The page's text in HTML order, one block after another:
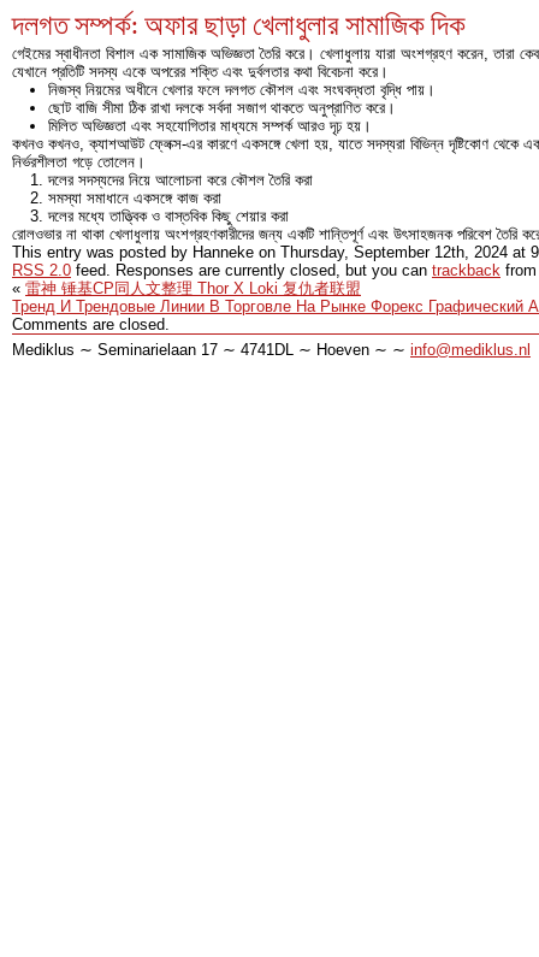
দলগত সম্পর্ক: অফার ছাড়া খেলাধুলার সামাজিক দিক
গেইমের স্বাধীনতা বিশাল এক সামাজিক অভিজ্ঞতা তৈরি করে। খেলাধুলায় যারা অংশগ্রহণ করেন, তারা
যেখানে প্রতিটি সদস্য একে অপরের শক্তি এবং দুর্বলতার কথা বিবেচনা করে।
নিজস্ব নিয়মের অধীনে খেলার ফলে দলগত কৌশল এবং সংঘবদ্ধতা বৃদ্ধি পায়।
ছোট বাজি সীমা ঠিক রাখা দলকে সর্বদা সজাগ থাকতে অনুপ্রাণিত করে।
মিলিত অভিজ্ঞতা এবং সহযোগিতার মাধ্যমে সম্পর্ক আরও দৃঢ় হয়।
কখনও কখনও, ক্যাশআউট ফ্লেক্স-এর কারণে একসঙ্গে খেলা হয়, যাতে সদস্যরা বিভিন্ন দৃষ্টিকোণ থেকে
নির্ভরশীলতা গড়ে তোলেন।
দলের সদস্যদের নিয়ে আলোচনা করে কৌশল তৈরি করা
সমস্যা সমাধানে একসঙ্গে কাজ করা
দলের মধ্যে তাত্ত্বিক ও বাস্তবিক কিছু শেয়ার করা
রোলওভার না থাকা খেলাধুলায় অংশগ্রহণকারীদের জন্য একটি শান্তিপূর্ণ এবং উৎসাহজনক পরিবেশ
This entry was posted by Hanneke on Thursday, September 12th, 2024 at
RSS 2.0 feed. Responses are currently closed, but you can trackback
« 雷神 锤基CP同人文整理 Thor X Loki 复仇者联盟
Тренд И Трендовые Линии В Торговле На Рынке Форекс Графический
Comments are closed.
Mediklus ∼ Seminarielaan 17 ∼ 4741DL ∼ Hoeven ∼ ∼ info@mediklus.nl